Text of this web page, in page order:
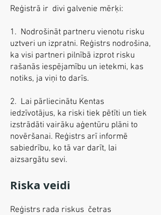
Reģistrā ir divi galvenie mērķi:
1. Nodrošināt partneru vienotu risku
uztveri un izpratni. Reģistrs nodrošina,
ka visi partneri pilnībā izprot risku
rašanās iespējamību un ietekmi, kas
notiks, ja viņi to darīs.
2. Lai pārliecinātu Kentas
iedzīvotājus, ka riski tiek pētīti un tiek
izstrādāti vairāku aģentūru plāni to
novēršanai. Reģistrs arī informē
sabiedrību, ko tā var darīt, lai
aizsargātu sevi.
Riska veidi
Reģistrs rada riskus četras